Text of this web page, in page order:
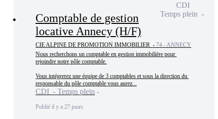
Comptable de gestion
locative Annecy (H/F)
CIE ALPINE DE PROMOTION IMMOBILIER - 74 - ANNECY
Nous recherchons un comptable en gestion immobilière pour
rejoindre notre pôle comptable.
Vous intégrerez une équipe de 3 comptables et sous la direction du
responsable du pôle comptable vous aurez...
CDI - Temps plein
Publié il y a 27 jours
CDI
Temps plein